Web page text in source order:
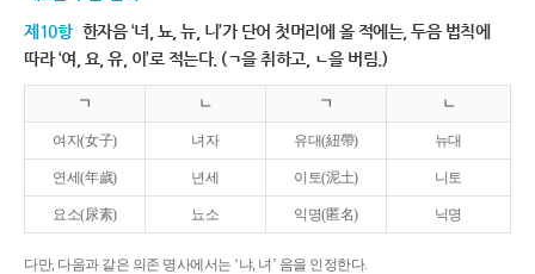
제10항 한자음 ‘녀, 뇨, 뉴, 니’가 단어 첫머리에 올 적에는, 두음 법칙에
따라 ‘여, 요, 유, 이’로 적는다. (ㄱ을 취하고, ㄴ을 버림.)
ㄱ ㄴ ㄱ ㄴ
여자(女子) 녀자 유대(紐帶) 뉴대
연세(年歲) 년세 이토(泥土) 니토
요소(尿素) 뇨소 익명(匿名) 닉명
다만, 다음과 같은 의존 명사에서는 ‘냐, 녀’ 음을 인정한다.